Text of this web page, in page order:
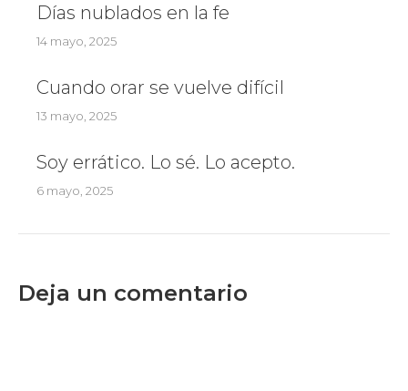
Días nublados en la fe
14 mayo, 2025
Cuando orar se vuelve difícil
13 mayo, 2025
Soy errático. Lo sé. Lo acepto.
6 mayo, 2025
Deja un comentario